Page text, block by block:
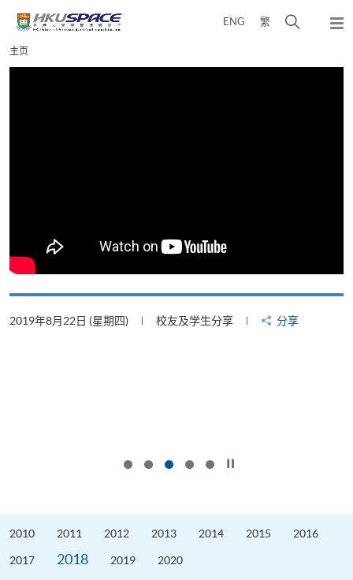
content
ENG 繁
弹
Main
content
主页
2019年8月22日 (星期四) 校友及学生分享 分享
2010 2011 2012 2013 2014 2015 2016
2017 2018 2019 2020